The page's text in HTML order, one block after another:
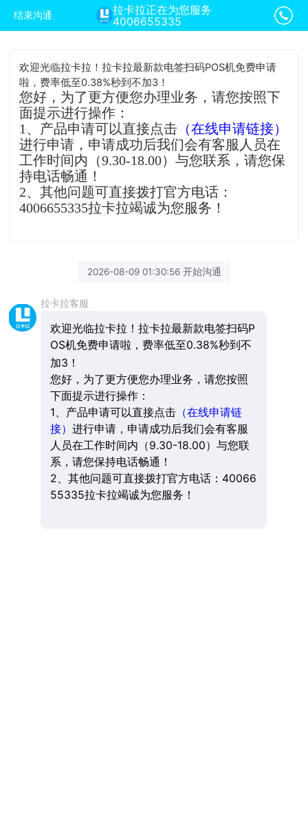
结束沟通
拉卡拉正在为您服务
4006655335
欢迎光临拉卡拉！拉卡拉最新款电签扫码POS机免费申请
啦，费率低至0.38%秒到不加3！
您好，为了更方便您办理业务，请您按照下
面提示进行操作：
1、产品申请可以直接点击 （在线申请链接）
进行申请，申请成功后我们会有客服人员在
工作时间内（9.30-18.00）与您联系，请您保
持电话畅通！
2、其他问题可直接拨打官方电话：
4006655335拉卡拉竭诚为您服务！
2026-08-09 01:30:56 开始沟通
拉卡拉客服
欢迎光临拉卡拉！拉卡拉最新款电签扫码P
OS机免费申请啦，费率低至0.38%秒到不
加3！
您好，为了更方便您办理业务，请您按照
下面提示进行操作：
1、产品申请可以直接点击（在线申请链
接） 进行申请，申请成功后我们会有客服
人员在工作时间内（9.30-18.00）与您联
系，请您保持电话畅通！
2、其他问题可直接拨打官方电话：40066
55335拉卡拉竭诚为您服务！